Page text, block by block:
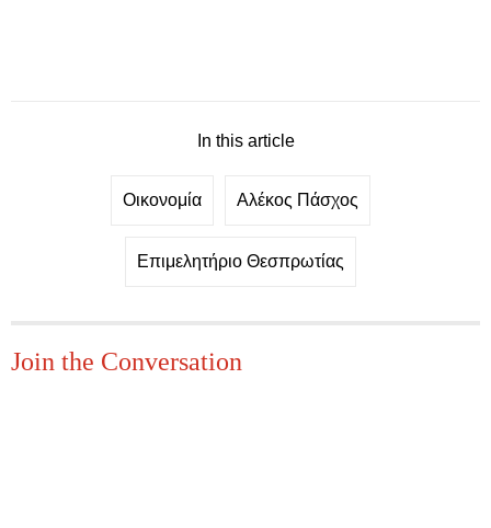
In this article
Οικονομία Αλέκος Πάσχος
Επιμελητήριο Θεσπρωτίας
Join the Conversation